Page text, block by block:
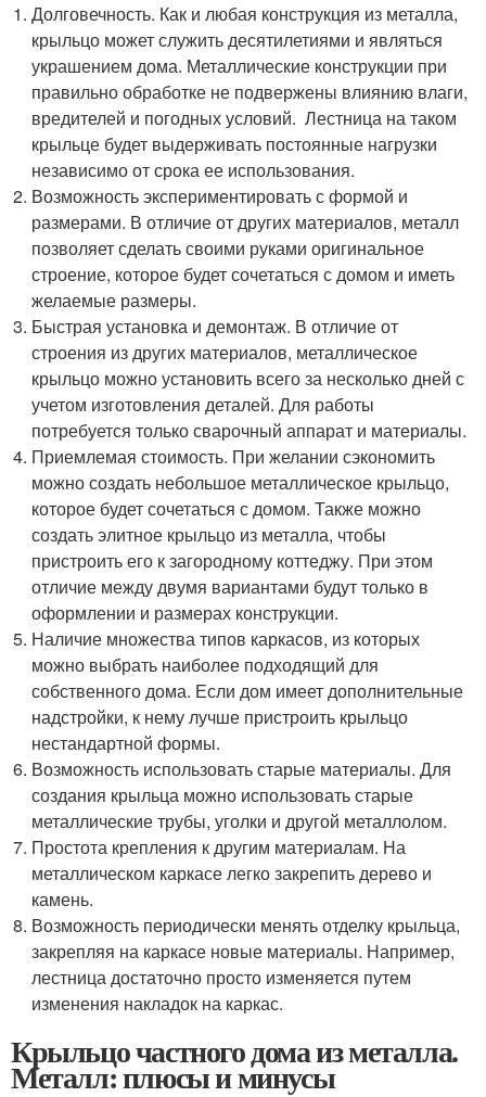
Долговечность. Как и любая конструкция из металла,
крыльцо может служить десятилетиями и являться
украшением дома. Металлические конструкции при
правильно обработке не подвержены влиянию влаги,
вредителей и погодных условий. Лестница на таком
крыльце будет выдерживать постоянные нагрузки
независимо от срока ее использования.
Возможность экспериментировать с формой и
размерами. В отличие от других материалов, металл
позволяет сделать своими руками оригинальное
строение, которое будет сочетаться с домом и иметь
желаемые размеры.
Быстрая установка и демонтаж. В отличие от
строения из других материалов, металлическое
крыльцо можно установить всего за несколько дней с
учетом изготовления деталей. Для работы
потребуется только сварочный аппарат и материалы.
Приемлемая стоимость. При желании сэкономить
можно создать небольшое металлическое крыльцо,
которое будет сочетаться с домом. Также можно
создать элитное крыльцо из металла, чтобы
пристроить его к загородному коттеджу. При этом
отличие между двумя вариантами будут только в
оформлении и размерах конструкции.
Наличие множества типов каркасов, из которых
можно выбрать наиболее подходящий для
собственного дома. Если дом имеет дополнительные
надстройки, к нему лучше пристроить крыльцо
нестандартной формы.
Возможность использовать старые материалы. Для
создания крыльца можно использовать старые
металлические трубы, уголки и другой металлолом.
Простота крепления к другим материалам. На
металлическом каркасе легко закрепить дерево и
камень.
Возможность периодически менять отделку крыльца,
закрепляя на каркасе новые материалы. Например,
лестница достаточно просто изменяется путем
изменения накладок на каркас.
Крыльцо частного дома из металла.
Металл: плюсы и минусы